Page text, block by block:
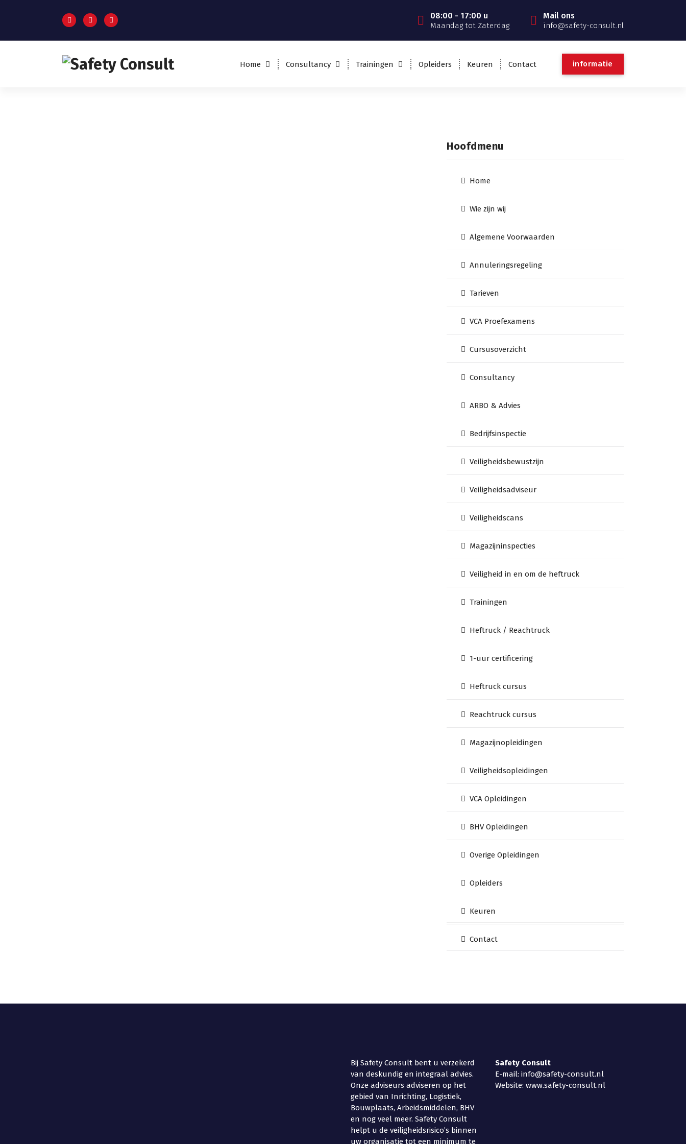
08:00 - 17:00 u
Maandag tot Zaterdag
Mail ons
info@safety-consult.nl
Home Consultancy Trainingen Opleiders Keuren Contact informatie
Hoofdmenu
Home
Wie zijn wij
Algemene Voorwaarden
Annuleringsregeling
Tarieven
VCA Proefexamens
Cursusoverzicht
Consultancy
ARBO & Advies
Bedrijfsinspectie
Veiligheidsbewustzijn
Veiligheidsadviseur
Veiligheidscans
Magazijninspecties
Veiligheid in en om de heftruck
Trainingen
Heftruck / Reachtruck
1-uur certificering
Heftruck cursus
Reachtruck cursus
Magazijnopleidingen
Veiligheidsopleidingen
VCA Opleidingen
BHV Opleidingen
Overige Opleidingen
Opleiders
Keuren
Contact
Bij Safety Consult bent u verzekerd
van deskundig en integraal advies.
Onze adviseurs adviseren op het
gebied van Inrichting, Logistiek,
Bouwplaats, Arbeidsmiddelen, BHV
en nog veel meer. Safety Consult
helpt u de veiligheidsrisico’s binnen
uw organisatie tot een minimum te
Safety Consult
E-mail: info@safety-consult.nl
Website: www.safety-consult.nl